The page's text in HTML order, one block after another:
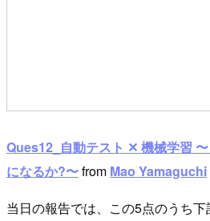
Ques12_自動テスト ✕ 機械学習
になるか?〜from Mao Yamaguchi
当日の報告では、この5点のうち